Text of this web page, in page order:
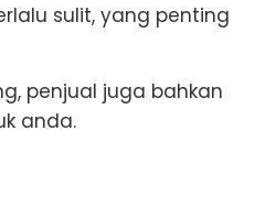
sulit, yang penting
penjual juga bahkan
anda.